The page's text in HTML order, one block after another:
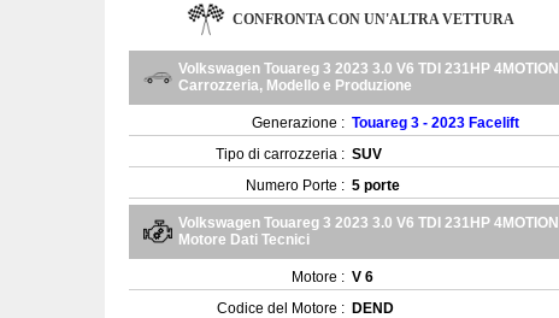
CONFRONTA CON UN'ALTRA VETTURA
Volkswagen Touareg 3 2023 3.0 V6 TDI 231HP 4MOTION
Carrozzeria, Modello e Produzione
Generazione : Touareg 3 - 2023 Facelift
Tipo di carrozzeria : SUV
Numero Porte : 5 porte
Volkswagen Touareg 3 2023 3.0 V6 TDI 231HP 4MOTION
Motore Dati Tecnici
Motore : V 6
Codice del Motore : DEND